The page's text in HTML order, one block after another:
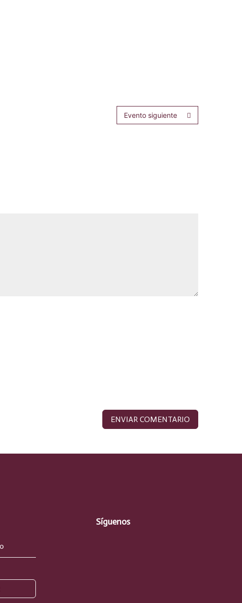
Evento siguiente
Síguenos